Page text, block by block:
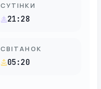
СУТІНКИ
21:28
СВІТАНОК
05:20